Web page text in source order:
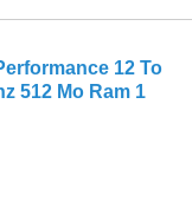
12 To
512 Mo Ram 1